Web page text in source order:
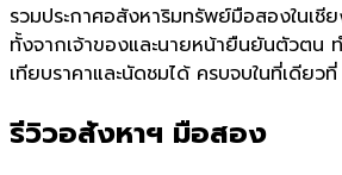
รวมประกาศอสังหาริมทรัพย์มือสองในเ
ทั้งจากเจ้าของและนายหน้ายืนยันตัวตน
เทียบราคาและนัดชมได้ ครบจบในที่เดียว
รีวิวอสังหาฯ มือสอง